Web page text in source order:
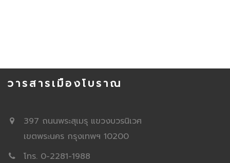
วารสารเมืองโบราณ
397 ถนนพระสุเมรุ แขวงบวรนิเวศ
เขตพระนคร กรุงเทพฯ 10200
โทร. 0-2281-1988